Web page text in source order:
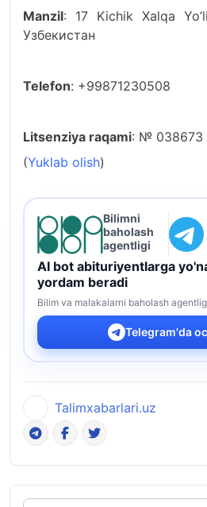
Manzil: 17 Kichik Xalqa
Узбекистан
Telefon: +99871230508
Litsenziya raqami: № 038673
(Yuklab olish)
Bilimni
baholash
agentligi
AI bot abituriyentlarga
yordam beradi
Bilim va malakalarni baholash
Telegram'da
Talimxabarlari.uz